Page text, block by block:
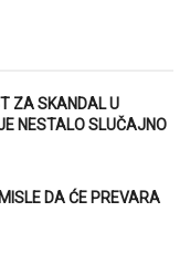
ZA SKANDAL U
NESTALO SLUČAJNO
DA ĆE PREVARA